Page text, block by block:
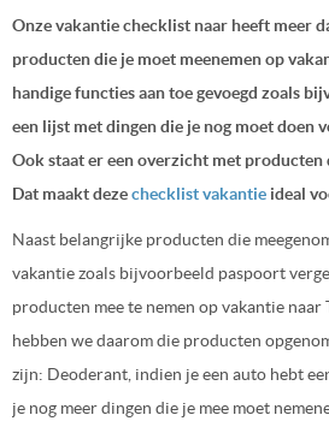
Onze vakantie checklist naar heeft meer
producten die je moet meenemen op
handige functies aan toe gevoegd zoals
een lijst met dingen die je nog moet doen
Ook staat er een overzicht met producten
Dat maakt dezechecklist vakantie ideal
Naast belangrijke producten die
vakantie zoals bijvoorbeeld paspoort
producten mee te nemen op vakantie naar
hebben we daarom die producten
zijn: Deoderant, indien je een auto hebt
je nog meer dingen die je mee moet